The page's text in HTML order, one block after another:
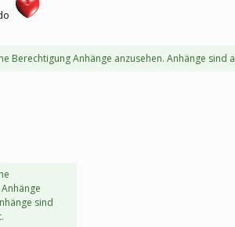
Berechtigung Anhänge anzusehen. Anhänge sind
sind